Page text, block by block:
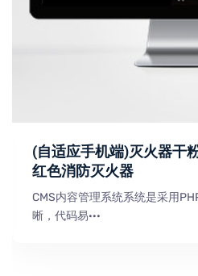
(自适应手机端)灭火器干
红色消防灭火器
CMS内容管理系统系统是采用
晰，代码易···